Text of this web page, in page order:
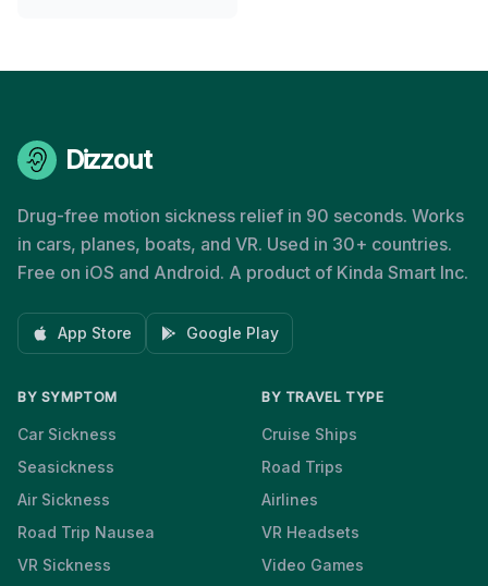
Dizzout
Drug-free motion sickness relief in 90 seconds. Works
in cars, planes, boats, and VR. Used in 30+ countries.
Free on iOS and Android. A product of Kinda Smart Inc.
App Store Google Play
BY SYMPTOM
Car Sickness
Seasickness
Air Sickness
Road Trip Nausea
VR Sickness
BY TRAVEL TYPE
Cruise Ships
Road Trips
Airlines
VR Headsets
Video Games